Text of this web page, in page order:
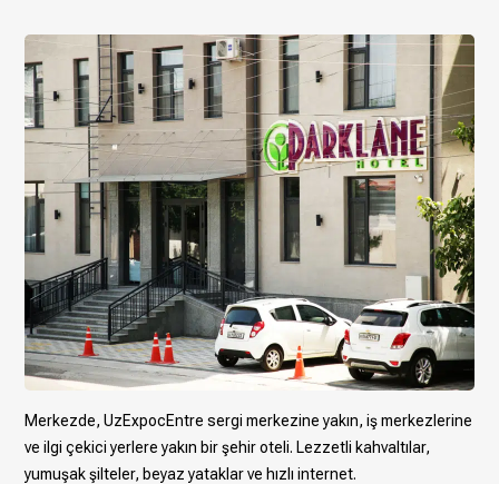
Merkezde, UzExpocEntre sergi merkezine yakın, iş merkezlerine
ve ilgi çekici yerlere yakın bir şehir oteli. Lezzetli kahvaltılar,
yumuşak şilteler, beyaz yataklar ve hızlı internet.